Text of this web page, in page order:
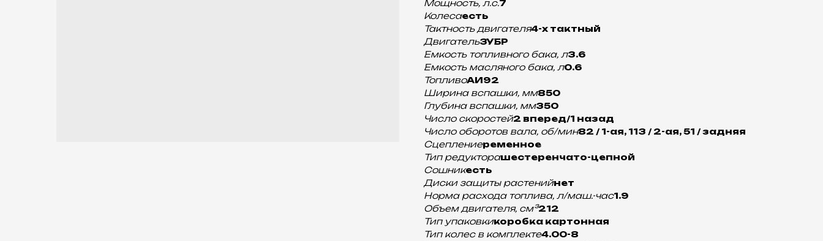
Мощность, л.с.7
Колесаесть
Тактность двигателя4-х тактный
ДвигательЗУБР
Емкость топливного бака, л3.6
Емкость масляного бака, л0.6
ТопливоАИ92
Ширина вспашки, мм850
Глубина вспашки, мм350
Число скоростей2 вперед/1 назад
Число оборотов вала, об/мин82 / 1-ая, 113 / 2-ая, 51 / задняя
Сцеплениеременное
Тип редукторашестеренчато-цепной
Cошникесть
Диски защиты растенийнет
Норма расхода топлива, л/маш.-час1.9
Объем двигателя, см³212
Тип упаковкикоробка картонная
Тип колес в комплекте4.00-8